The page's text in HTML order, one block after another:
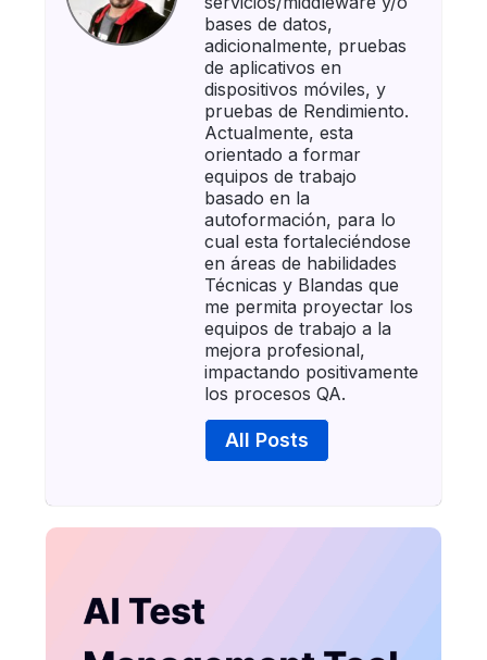
bases de datos,
adicionalmente, pruebas
de aplicativos en
dispositivos móviles, y
pruebas de Rendimiento.
Actualmente, esta
orientado a formar
equipos de trabajo
basado en la
autoformación, para lo
cual esta fortaleciéndose
en áreas de habilidades
Técnicas y Blandas que
me permita proyectar los
equipos de trabajo a la
mejora profesional,
impactando positivamente
los procesos QA.
All Posts